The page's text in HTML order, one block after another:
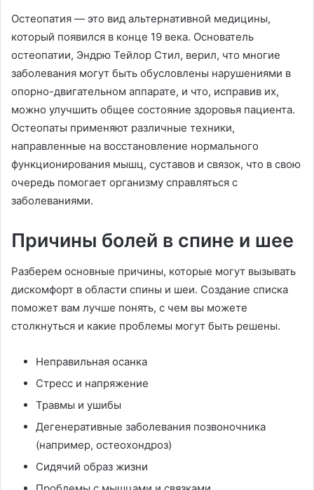
Остеопатия — это вид альтернативной медицины,
который появился в конце 19 века. Основатель
остеопатии, Эндрю Тейлор Стил, верил, что многие
заболевания могут быть обусловлены нарушениями в
опорно-двигательном аппарате, и что, исправив их,
можно улучшить общее состояние здоровья пациента.
Остеопаты применяют различные техники,
направленные на восстановление нормального
функционирования мышц, суставов и связок, что в свою
очередь помогает организму справляться с
заболеваниями.
Причины болей в спине и шее
Разберем основные причины, которые могут вызывать
дискомфорт в области спины и шеи. Создание списка
поможет вам лучше понять, с чем вы можете
столкнуться и какие проблемы могут быть решены.
Неправильная осанка
Стресс и напряжение
Травмы и ушибы
Дегенеративные заболевания позвоночника
(например, остеохондроз)
Сидячий образ жизни